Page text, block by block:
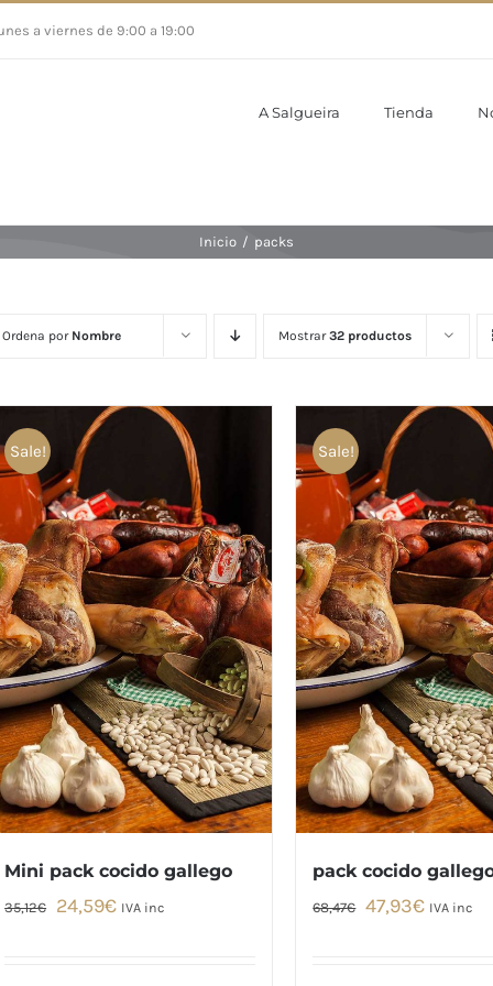
a viernes de 9:00 a 19:00
A Salgueira Tienda
Inicio / packs
Ordena por Nombre Mostrar32 productos
Sale!
Mini pack cocido gallego
35,12€
El
24,59€ElIVA inc
Sale!
pack cocido
68,47€
El
47,93€ElIVA inc